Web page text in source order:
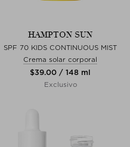
HAMPTON SUN
SPF 70 KIDS CONTINUOUS MIST
Crema solar corporal
$‌39.00 / 148 ml
Exclusivo